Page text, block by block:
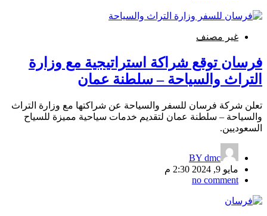
غير مصنف
فرسان توقع شراكة استراتيجية مع وزارة
التراث والسياحة – سلطنة عمان
تعلن شركة فرسان للسفر والسياحة عن شراكتها مع وزارة التراث
والسياحة – سلطنة عمان لتقديم خدمات سياحية مميزة للسياح
السعوديين.
BY dmc
مايو 9, 2024 2:30 م
no comment